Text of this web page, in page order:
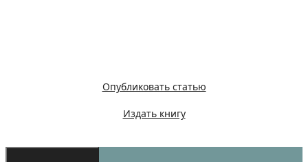
Опубликовать статью
Издать книгу